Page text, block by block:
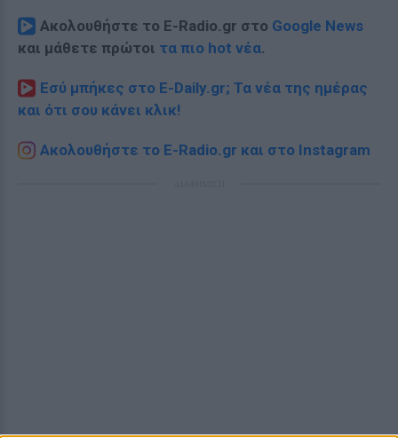
Ακολουθήστε το E-Radio.gr στο Google News
και μάθετε πρώτοι τα πιο hot νέα.
Εσύ μπήκες στο E-Daily.gr; Τα νέα της ημέρας
και ότι σου κάνει κλικ!
Ακολουθήστε το E-Radio.gr και στο Instagram